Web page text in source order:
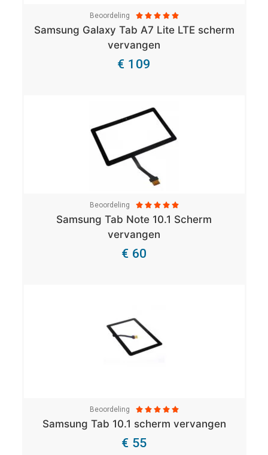
Beoordeling     
Samsung Galaxy Tab A7 Lite LTE scherm
vervangen
€ 109
Bekijk Details
Beoordeling     
Samsung Tab Note 10.1 Scherm
vervangen
€ 60
Bekijk Details
Beoordeling     
Samsung Tab 10.1 scherm vervangen
€ 55
Bekijk Details